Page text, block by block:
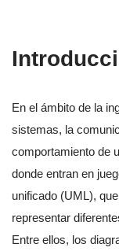
En el ámbito de la
sistemas, la
comportamiento de
donde entran en
unificado (UML),
representar
Entre ellos, los